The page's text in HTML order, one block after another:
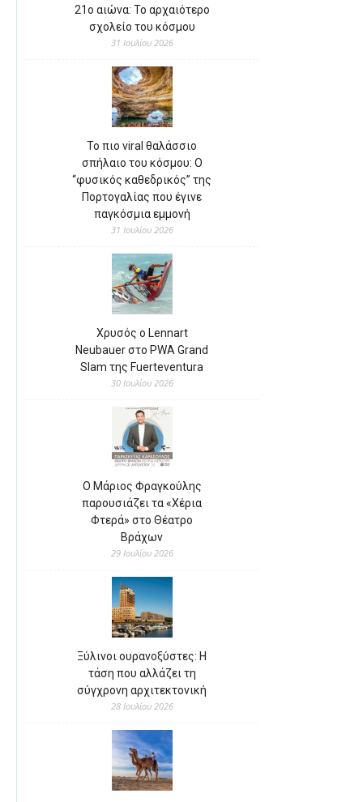
21ο αιώνα: Το αρχαιότερο
σχολείο του κόσμου
31 Ιουλίου 2026
Το πιο viral θαλάσσιο
σπήλαιο του κόσμου: Ο
“φυσικός καθεδρικός” της
Πορτογαλίας που έγινε
παγκόσμια εμμονή
31 Ιουλίου 2026
Χρυσός ο Lennart
Neubauer στο PWA Grand
Slam της Fuerteventura
30 Ιουλίου 2026
Ο Μάριος Φραγκούλης
παρουσιάζει τα «Χέρια
Φτερά» στο Θέατρο
Βράχων
29 Ιουλίου 2026
Ξύλινοι ουρανοξύστες: Η
τάση που αλλάζει τη
σύγχρονη αρχιτεκτονική
28 Ιουλίου 2026